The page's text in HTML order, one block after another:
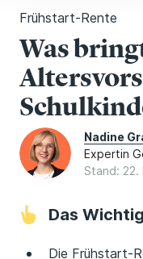
Frühstart-Rente
Was
Nadine
Expertin
Stand: 22.
Das
Die Frühstart-